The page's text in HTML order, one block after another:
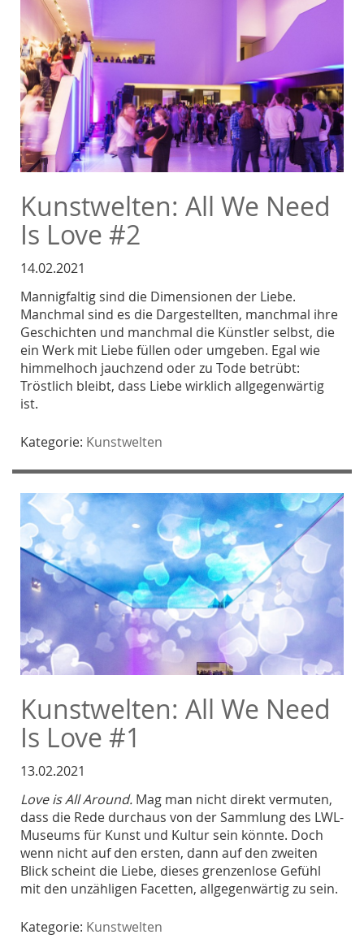
Kunstwelten: All We Need
Is Love #2
14.02.2021
Mannigfaltig sind die Dimensionen der Liebe.
Manchmal sind es die Dargestellten, manchmal ihre
Geschichten und manchmal die Künstler selbst, die
ein Werk mit Liebe füllen oder umgeben. Egal wie
himmelhoch jauchzend oder zu Tode betrübt:
Tröstlich bleibt, dass Liebe wirklich allgegenwärtig
ist.
Kategorie: Kunstwelten
Kunstwelten: All We Need
Is Love #1
13.02.2021
Love is All Around. Mag man nicht direkt vermuten,
dass die Rede durchaus von der Sammlung des LWL-
Museums für Kunst und Kultur sein könnte. Doch
wenn nicht auf den ersten, dann auf den zweiten
Blick scheint die Liebe, dieses grenzenlose Gefühl
mit den unzähligen Facetten, allgegenwärtig zu sein.
Kategorie: Kunstwelten